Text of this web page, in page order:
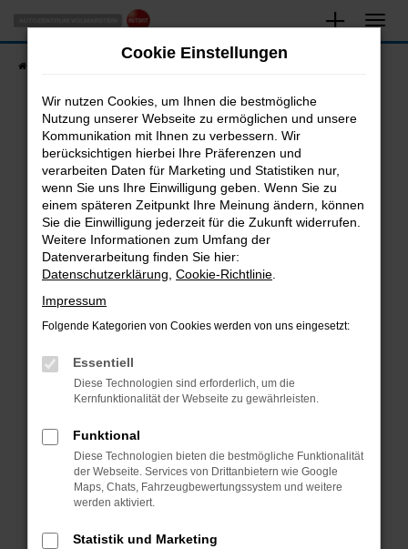
Zum
Hauptinhalt
springen
Fahrzeugsuche
Fehler: Network Error
Beim Laden ist ein Fehler aufgetreten.
Hier sind ein paar Tipps, die dir helfen können:
Überprüfe deine Firewall und deine
Internetverbindung.
Laden andere Webseiten, zum Beispiel deine
Suchmaschine?
Prüfe deine Browsererweiterungen.
können das Laden bestimmter Seiten
verhindern. Funktioniert die Seite in einem
anderen Browser oder in einem privaten
Starte dein Gerät neu.
Das kann manchmal helfen, vorübergehende
Probleme zu beheben.
Betriebssystem auf dem neuesten Stand
Cookie Einstellungen
Wir nutzen Cookies, um Ihnen die bestmögliche
Nutzung unserer Webseite zu ermöglichen und unsere
Kommunikation mit Ihnen zu verbessern. Wir
berücksichtigen hierbei Ihre Präferenzen und
verarbeiten Daten für Marketing und Statistiken nur,
wenn Sie uns Ihre Einwilligung geben. Wenn Sie zu
einem späteren Zeitpunkt Ihre Meinung ändern, können
Sie die Einwilligung jederzeit für die Zukunft widerrufen.
Weitere Informationen zum Umfang der
Datenverarbeitung finden Sie hier:
Datenschutzerklärung Cookie-Richtlinie
Impressum
Folgende Kategorien von Cookies werden von uns eingesetzt:
Essentiell
Diese Technologien sind erforderlich, um die
Kernfunktionalität der Webseite zu gewährleisten.
Funktional
Diese Technologien bieten die bestmögliche Funktionalität
der Webseite. Services von Drittanbietern wie Google
Maps, Chats, Fahrzeugbewertungssystem und weitere
werden aktiviert.
Statistik und Marketing